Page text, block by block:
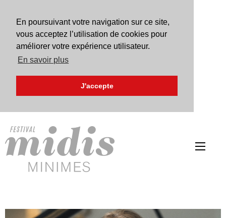
En poursuivant votre navigation sur ce site,
vous acceptez l’utilisation de cookies pour
améliorer votre expérience utilisateur.
En savoir plus
J'accepte